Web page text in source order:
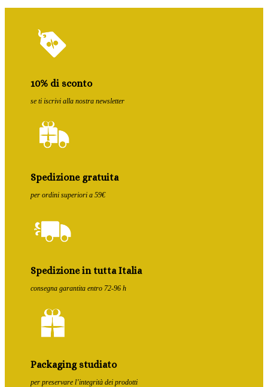
10% di sconto
se ti iscrivi alla nostra newsletter
Spedizione gratuita
per ordini superiori a 59€
Spedizione in tutta Italia
consegna garantita entro 72-96 h
Packaging studiato
per preservare l’integrità dei prodotti